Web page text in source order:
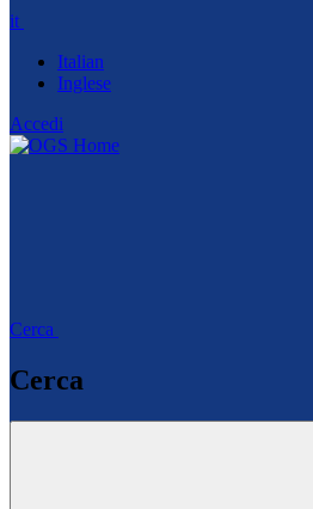
it
Italian
Inglese
Accedi
Cerca
Cerca